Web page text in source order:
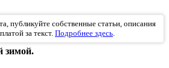
публикуйте собственные статьи, описания
за текст. Подробнее здесь.
зимой.